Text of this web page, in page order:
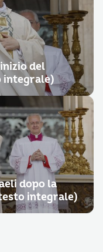
del
integrale)
dopo la
integrale)